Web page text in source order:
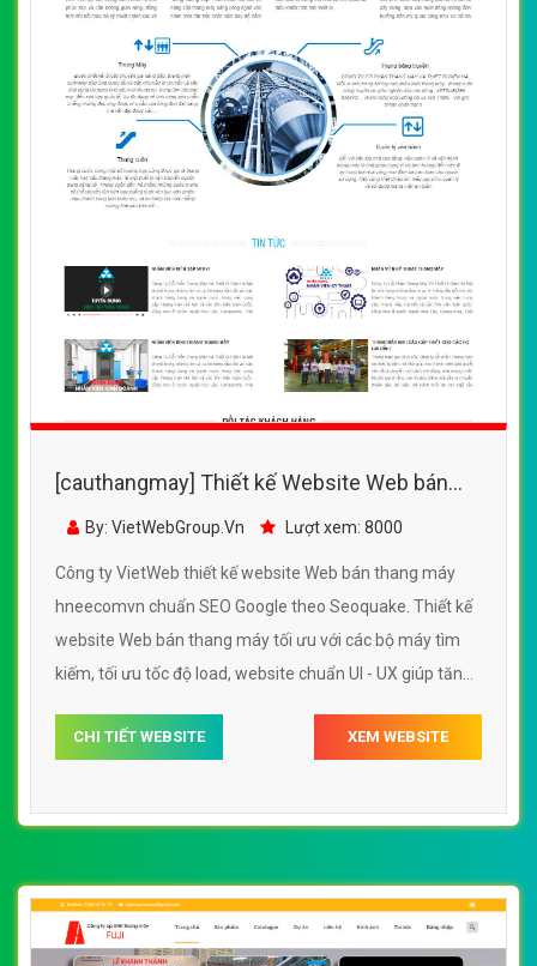
[cauthangmay] Thiết kế Website Web bán
thang máy - hneecomvn
By: VietWebGroup.Vn Lượt xem: 8000
Công ty VietWeb thiết kế website Web bán thang máy
hneecomvn chuẩn SEO Google theo Seoquake. Thiết kế
website Web bán thang máy tối ưu với các bộ máy tìm
kiếm, tối ưu tốc độ load, website chuẩn UI - UX giúp tăng
hneecomvn
CHI TIẾT WEBSITE XEM WEBSITE